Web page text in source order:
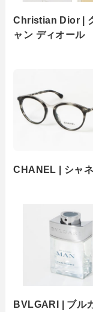
Christian Dior |
ャン ディオール
CHANEL | シャ
BVLGARI | ブル